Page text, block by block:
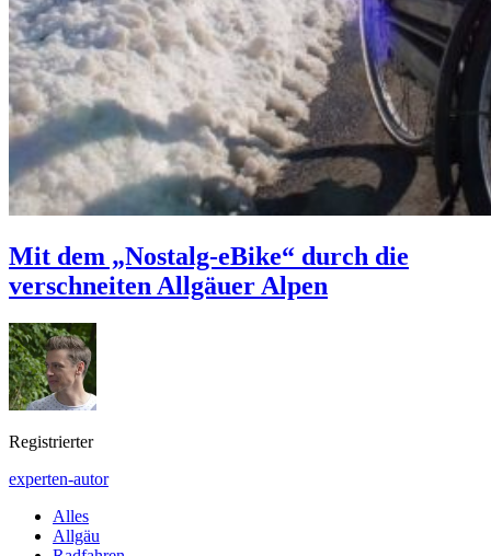
Mit dem „Nostalg-eBike“ durch die
verschneiten Allgäuer Alpen
Registrierter
experten-autor
Alles
Allgäu